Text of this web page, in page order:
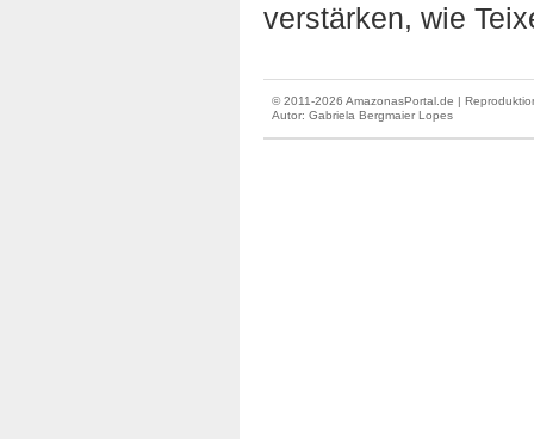
verstärken, wie
© 2011-2026 AmazonasPortal.de |
Autor: Gabriela Bergmaier Lopes